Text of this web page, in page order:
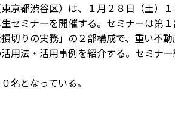
京都渋谷区）は、１月２８日（土）
セミナーを開催する。セミナーは第
切りの実務」の２部構成で、重い不
用法・活用事例を紹介する。セミナ
名となっている。